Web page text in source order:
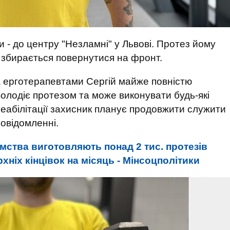
- до центру "Незламні" у Львові. Протез йому
повернутися на фронт.
ерготерапевтами Сергій майже повністю
протезом та може виконувати будь-які
захисник планує продовжити служити
виготовляють понад 2 тис. протезів
кінцівок на місяць - Мінсоцполітики